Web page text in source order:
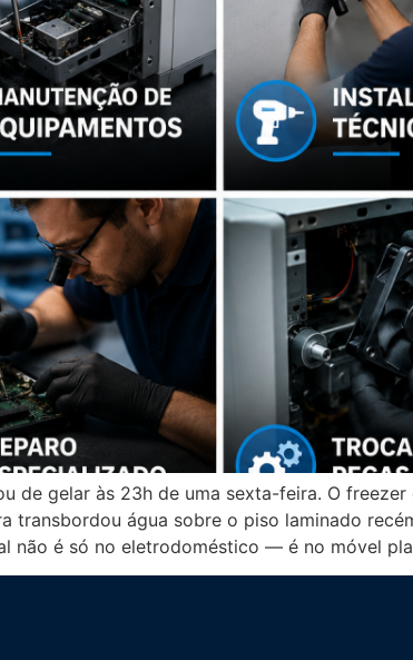
de gelar às 23h de uma sexta-feira. O
transbordou água sobre o piso laminado
não é só no eletrodoméstico — é no móvel